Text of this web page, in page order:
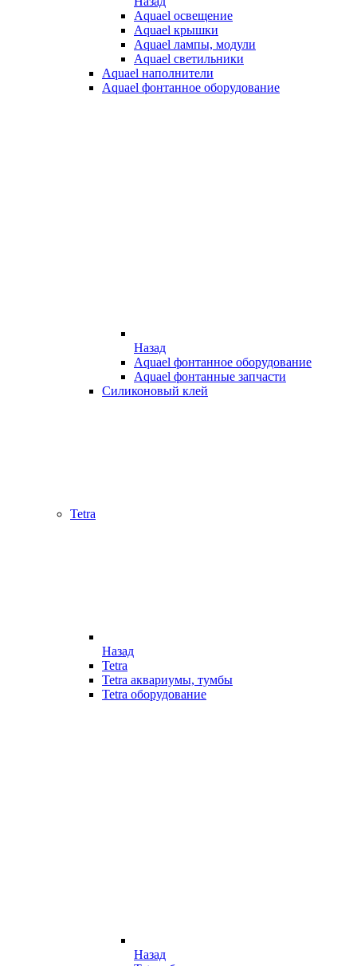
Aquael освещение
Aquael крышки
Aquael лампы, модули
Aquael светильники
Aquael наполнители
Aquael фонтанное оборудование
Назад
Aquael фонтанное оборудование
Aquael фонтанные запчасти
Силиконовый клей
Tetra
Назад
Tetra
Tetra аквариумы, тумбы
Tetra оборудование
Назад